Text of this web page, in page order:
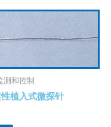
测和控制
植入式微探针